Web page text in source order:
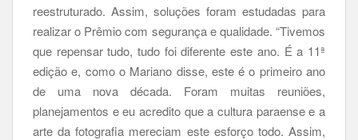
reestruturado. Assim, soluções foram estudadas para
realizar o Prêmio com segurança e qualidade. “Tivemos
que repensar tudo, tudo foi diferente este ano. É a 11ª
edição e, como o Mariano disse, este é o primeiro ano
de uma nova década. Foram muitas reuniões,
planejamentos e eu acredito que a cultura paraense e a
arte da fotografia mereciam este esforço todo. Assim,